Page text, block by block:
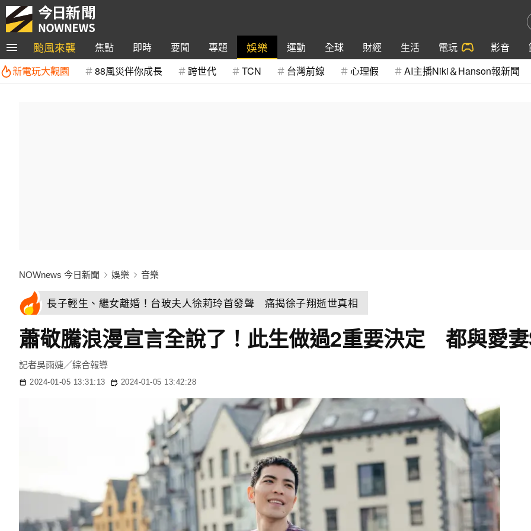
颱風來襲 焦點 即時 要聞 專題 娛樂 運動 全球 財經 生活 電玩 影音
新電玩大觀園
88風災伴你成長 跨世代 TCN 台灣前線 心理假 AI主播Niki＆Hanson報新聞
NOWnews 今日新聞 娛樂 音樂
長子輕生、繼女離婚！台玻夫人徐莉玲首發聲 痛揭徐子翔逝世真相
蕭敬騰浪漫宣言全說了！此生做過2重要決定 都與愛
記者吳雨婕／綜合報導
2024-01-05 13:31:13 2024-01-05 13:42:28